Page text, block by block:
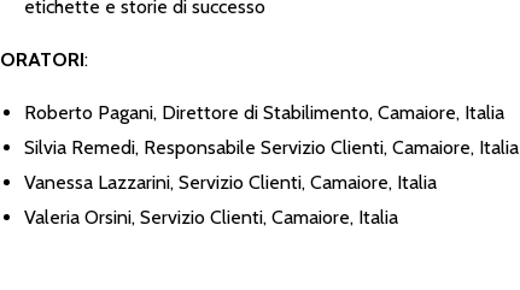
etichette e storie di successo
ORATORI:
Roberto Pagani, Direttore di Stabilimento, Camaiore, Italia
Silvia Remedi, Responsabile Servizio Clienti, Camaiore, Italia
Vanessa Lazzarini, Servizio Clienti, Camaiore, Italia
Valeria Orsini, Servizio Clienti, Camaiore, Italia